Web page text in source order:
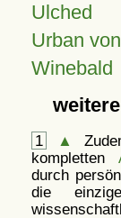
Ulched
Urban
Winebald
1 ▲
kompletten
durch
die